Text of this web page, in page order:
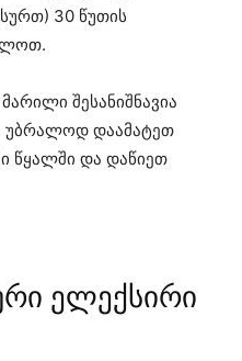
30 წუთის
შესანიშნავია
უბრალოდ დაამატეთ
წყალში და დაწიეთ
ელექსირი